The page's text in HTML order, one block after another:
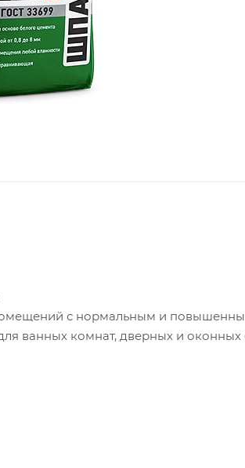
с нормальным и
ванных комнат, дверных и оконных